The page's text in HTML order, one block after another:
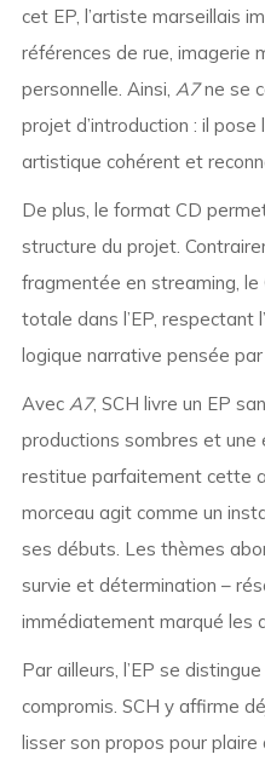
cet EP, l’artiste marseillais
références de rue, imagerie
personnelle. Ainsi, A7ne se
projet d’introduction : il pose
artistique cohérent et
De plus, le format CD
structure du projet.
fragmentée en streaming, le
totale dans l’EP, respectant
logique narrative pensée par
Avec A7, SCH livre un EP
productions sombres et une
restitue parfaitement cette
morceau agit comme un
ses débuts. Les thèmes
survie et détermination –
immédiatement marqué les
Par ailleurs, l’EP se
compromis. SCH y affirme
lisser son propos pour